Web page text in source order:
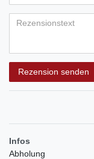
(optional)
Rezension senden
Infos
Abholung